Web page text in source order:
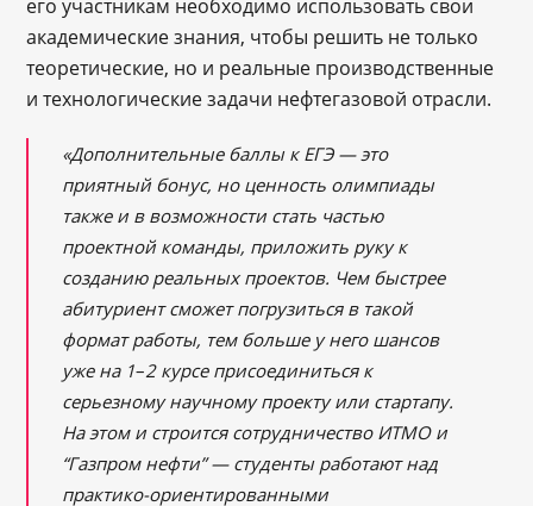
его участникам необходимо использовать свои
академические знания, чтобы решить не только
теоретические, но и реальные производственные
и технологические задачи нефтегазовой отрасли.
«Дополнительные баллы к ЕГЭ — это
приятный бонус, но ценность олимпиады
также и в возможности стать частью
проектной команды, приложить руку к
созданию реальных проектов. Чем быстрее
абитуриент сможет погрузиться в такой
формат работы, тем больше у него шансов
уже на 1–2 курсе присоединиться к
серьезному научному проекту или стартапу.
На этом и строится сотрудничество ИТМО и
“Газпром нефти” — студенты работают над
практико-ориентированными